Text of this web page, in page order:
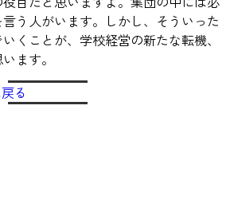
う人がいます。しかし、そういった
くことが、学校経営の新たな転機、
ます。
る